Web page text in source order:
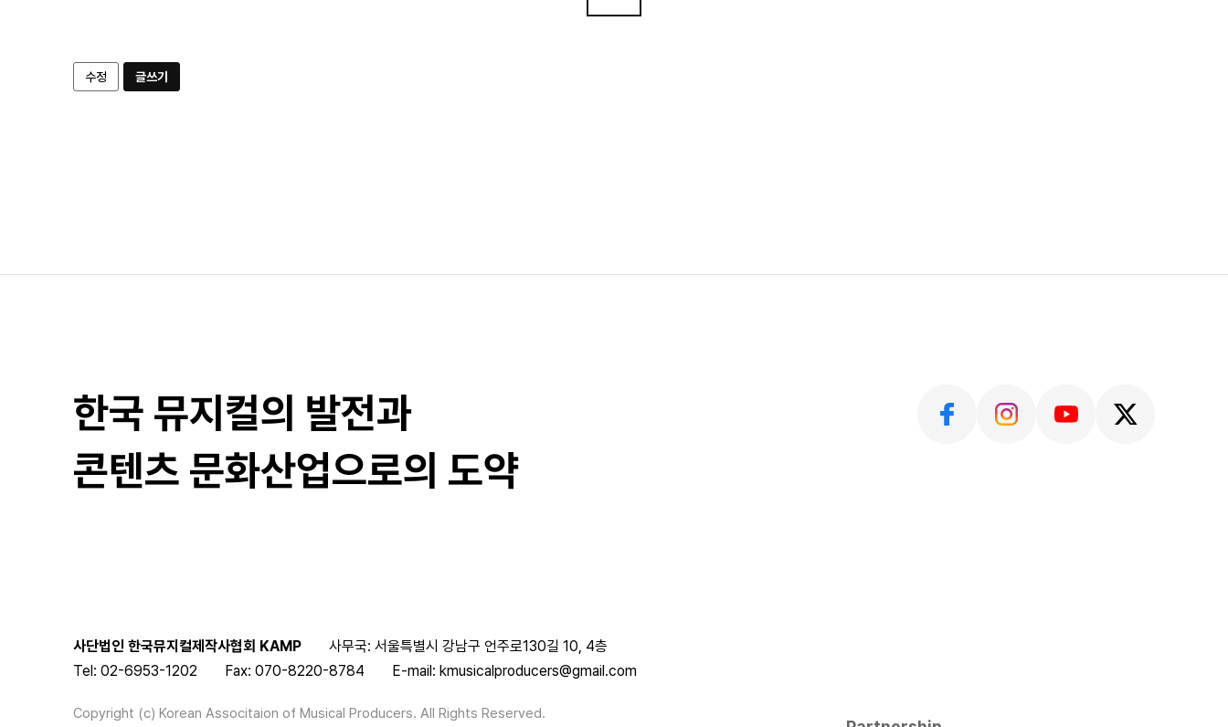
수정 글쓰기
한국 뮤지컬의 발전과
콘텐츠 문화산업으로의 도약
사단법인 한국뮤지컬제작사협회 KAMP
사무국: 서울특별시 강남구 언주로130길 10, 4층
Tel: 02-6953-1202
Fax: 070-8220-8784 E-mail: kmusicalproducers@gmail.com
Copyright (c) Korean Associtaion of Musical Producers. All Rights Reserved.